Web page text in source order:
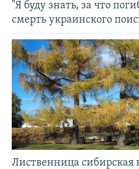
"Я буду знать, за что
смерть украинского
Лиственница сибирская